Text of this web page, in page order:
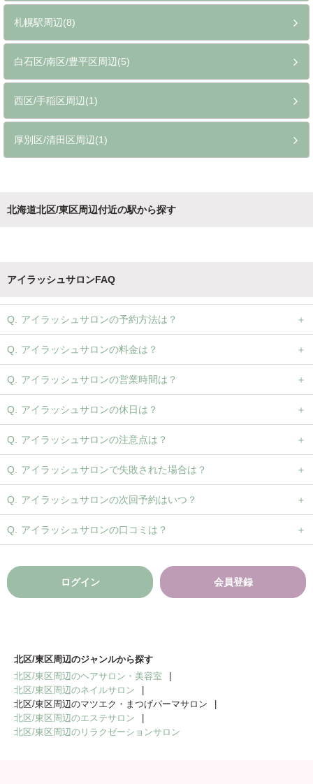
札幌駅周辺(8)
白石区/南区/豊平区周辺(5)
西区/手稲区周辺(1)
厚別区/清田区周辺(1)
北海道北区/東区周辺付近の駅から探す
アイラッシュサロンFAQ
アイラッシュサロンの予約方法は？
アイラッシュサロンの料金は？
アイラッシュサロンの営業時間は？
アイラッシュサロンの休日は？
アイラッシュサロンの注意点は？
アイラッシュサロンで失敗された場合は？
アイラッシュサロンの次回予約はいつ？
アイラッシュサロンの口コミは？
ログイン 会員登録
北区/東区周辺のジャンルから探す
北区/東区周辺のヘアサロン・美容室
北区/東区周辺のネイルサロン
北区/東区周辺のマツエク・まつげパーマサロン
北区/東区周辺のエステサロン
北区/東区周辺のリラクゼーションサロン